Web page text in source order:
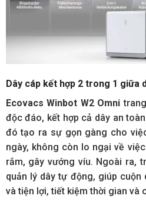
Dây cáp kết hợp 2 trong 1 giữa
Ecovacs Winbot W2 Omni
độc đáo, kết hợp cả dây an
đó tạo ra sự gọn gàng cho
ngày, không còn lo ngại về
rắm, gây vướng víu. Ngoài ra,
quản lý dây tự động, giúp
và tiện lợi, tiết kiệm thời gian và